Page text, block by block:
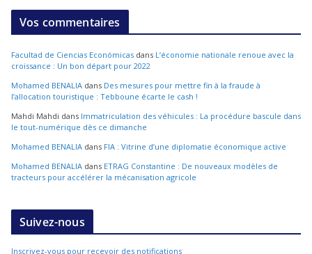
Vos commentaires
Facultad de Ciencias Económicas dans L’économie nationale renoue avec la
croissance : Un bon départ pour 2022
Mohamed BENALIA dans Des mesures pour mettre fin à la fraude à
l’allocation touristique : Tebboune écarte le cash !
Mahdi Mahdi dans Immatriculation des véhicules : La procédure bascule dans
le tout-numérique dès ce dimanche
Mohamed BENALIA dans FIA : Vitrine d’une diplomatie économique active
Mohamed BENALIA dans ETRAG Constantine : De nouveaux modèles de
tracteurs pour accélérer la mécanisation agricole
Suivez-nous
Inscrivez-vous pour recevoir des notifications